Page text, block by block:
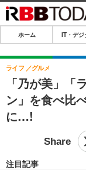
ホーム
IT・デジタル
IT・デジタル
ショッピン
SPEED TEST
エンタメ
エンタメ
リリース一覧
ホーム IT・デジ
「乃が美」「
ン」を食べ比
に…!
ライフ グルメ
注目記事